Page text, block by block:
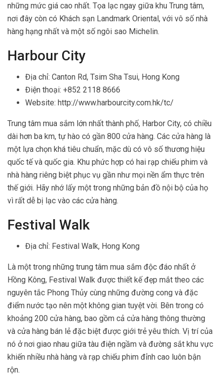
những mức giá cao nhất. Tọa lạc ngay giữa khu Trung tâm,
nơi đây còn có Khách sạn Landmark Oriental, với vô số nhà
hàng hạng nhất và một số ngôi sao Michelin.
Harbour City
Địa chỉ: Canton Rd, Tsim Sha Tsui, Hong Kong
Điện thoại: +852 2118 8666
Website: http://www.harbourcity.com.hk/tc/
Trung tâm mua sắm lớn nhất thành phố, Harbor City, có chiều
dài hơn ba km, tự hào có gần 800 cửa hàng. Các cửa hàng là
một lựa chọn khá tiêu chuẩn, mặc dù có vô số thương hiệu
quốc tế và quốc gia. Khu phức hợp có hai rạp chiếu phim và
nhà hàng riêng biệt phục vụ gần như mọi nền ẩm thực trên
thế giới. Hãy nhớ lấy một trong những bản đồ nội bộ của họ
vì rất dễ bị lạc vào các cửa hàng.
Festival Walk
Địa chỉ: Festival Walk, Hong Kong
Là một trong những trung tâm mua sắm độc đáo nhất ở
Hồng Kông, Festival Walk được thiết kế đẹp mắt theo các
nguyên tắc Phong Thủy cùng những đường cong và đặc
điểm nước tạo nên một không gian tuyệt vời. Bên trong có
khoảng 200 cửa hàng, bao gồm cả cửa hàng thông thường
và cửa hàng bán lẻ đặc biệt được giới trẻ yêu thích. Vị trí của
nó ở nơi giao nhau giữa tàu điện ngầm và đường sắt khu vực
khiến nhiều nhà hàng và rạp chiếu phim đỉnh cao luôn bận
rộn.